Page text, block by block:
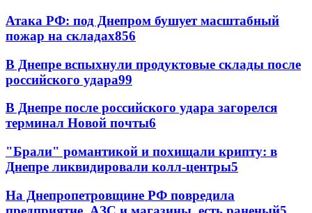
Атака РФ: под Днепром бушует масштабный
пожар на складах856
В Днепре вспыхнули продуктовые склады после
российского удара99
В Днепре после российского удара загорелся
терминал Новой почты6
"Брали" романтикой и похищали крипту: в
Днепре ликвидировали колл-центры5
На Днепропетровщине РФ повредила